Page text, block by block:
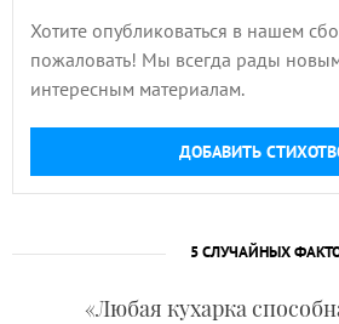
Хотите опубликоваться в нашем
пожаловать! Мы всегда рады
интересным материалам.
ДОБАВИТЬ
5 СЛУЧАЙНЫХ
«Любая кухарка